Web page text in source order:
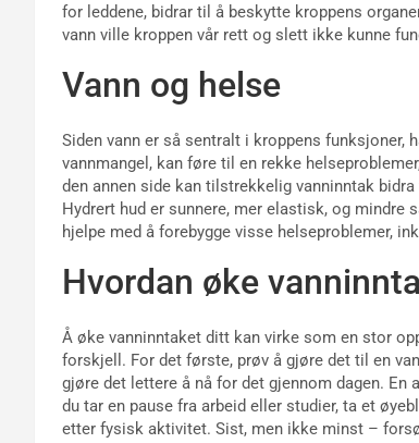
for leddene, bidrar til å beskytte kroppens
vann ville kroppen vår rett og slett ikke kunne
Vann og helse
Siden vann er så sentralt i kroppens funksjoner,
vannmangel, kan føre til en rekke
den annen side kan tilstrekkelig vanninntak
Hydrert hud er sunnere, mer elastisk, og
hjelpe med å forebygge visse helseproblemer,
Hvordan øke
Å øke vanninntaket ditt kan virke som en stor
forskjell. For det første, prøv å gjøre det til en
gjøre det lettere å nå for det gjennom dagen. En
du tar en pause fra arbeid eller studier, ta et
etter fysisk aktivitet. Sist, men ikke minst –